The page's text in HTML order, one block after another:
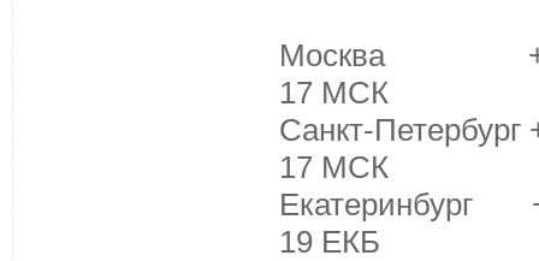
Москва +7
17 МСК
Санкт-
17 МСК
Екатеринбург
19 ЕКБ